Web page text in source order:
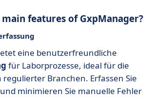
features of GxpManager?
eine benutzerfreundliche
für Laborprozesse, ideal für die
Branchen. Erfassen Sie
minimieren Sie manuelle Fehler